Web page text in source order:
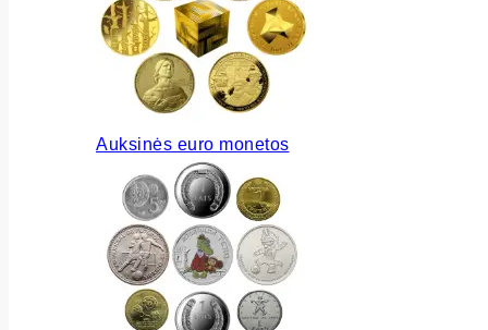
Auksinės euro monetos